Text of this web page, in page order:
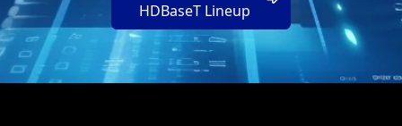
HDBaseT Lineup